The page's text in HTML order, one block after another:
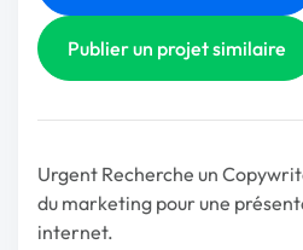
Publier un projet similaire
Urgent Recherche un
du marketing pour une
internet.